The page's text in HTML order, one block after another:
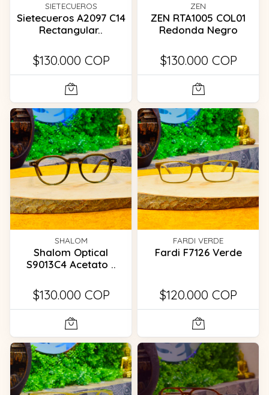
SIETECUEROS
Sietecueros A2097 C14
Rectangular..
$130.000 COP
ZEN
ZEN RTA1005 COL01
Redonda Negro
$130.000 COP
SHALOM
Shalom Optical
S9013C4 Acetato ..
$130.000 COP
FARDI VERDE
Fardi F7126 Verde
$120.000 COP